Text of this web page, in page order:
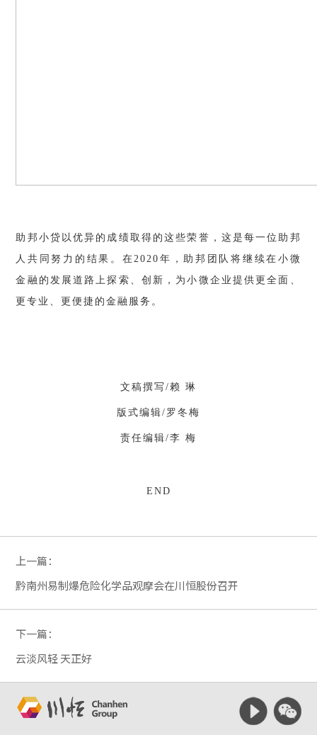
助邦小贷以优异的成绩取得的这些荣誉，这是每一位助邦
人共同努力的结果。在2020年，助邦团队将继续在小微
金融的发展道路上探索、创新，为小微企业提供更全面、
更专业、更便捷的金融服务。
文稿撰写/赖 琳
版式编辑/罗冬梅
责任编辑/李 梅
END
上一篇：
黔南州易制爆危险化学品观摩会在川恒股份召开
下一篇：
云淡风轻 天正好